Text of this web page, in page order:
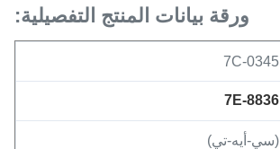
ورقة بيانات المنتج التفصيلية:
7C-0345
7E-8836
(سي-أيه-تي)